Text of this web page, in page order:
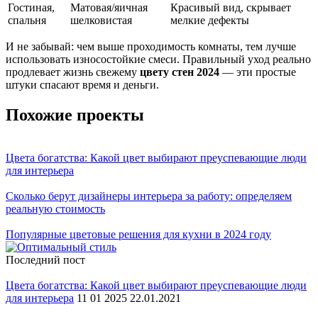
Гостиная,
спальня
Матовая/яичная
шелковистая
Красивый вид, скрывает
мелкие дефекты
И не забывай: чем выше проходимость комнаты, тем лучше
использовать износостойкие смеси. Правильный уход реально
продлевает жизнь свежему цвету стен 2024 — эти простые
штуки спасают время и деньги.
Похожие проекты
Цвета богатства: Какой цвет выбирают преуспевающие люди
для интерьера
Сколько берут дизайнеры интерьера за работу: определяем
реальную стоимость
Популярные цветовые решения для кухни в 2024 году
Последний пост
Цвета богатства: Какой цвет выбирают преуспевающие люди
для интерьера 11 01 2025 22.01.2021